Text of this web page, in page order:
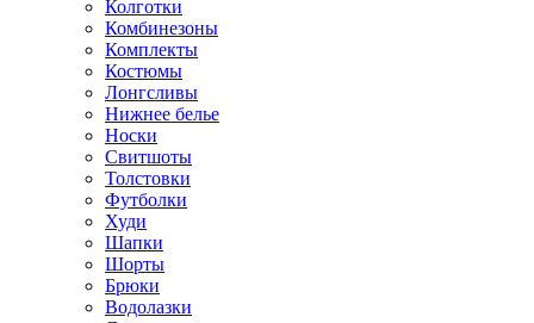
Колготки
Комбинезоны
Комплекты
Костюмы
Лонгсливы
Нижнее белье
Носки
Свитшоты
Толстовки
Футболки
Худи
Шапки
Шорты
Брюки
Водолазки